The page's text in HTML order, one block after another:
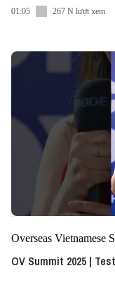
01:05 267 N lượt xem
Overseas Vietnamese
OV Summit 2025 |